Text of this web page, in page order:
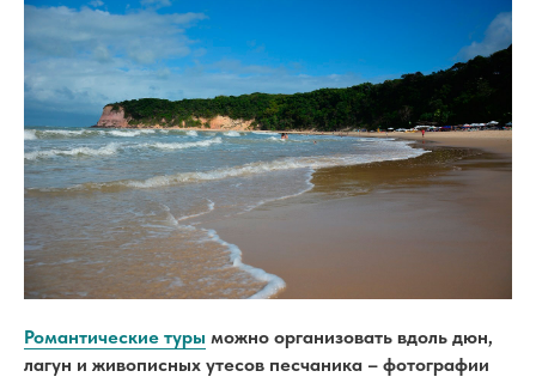
Романтические туры можно организовать вдоль дюн,
лагун и живописных утесов песчаника – фотографии